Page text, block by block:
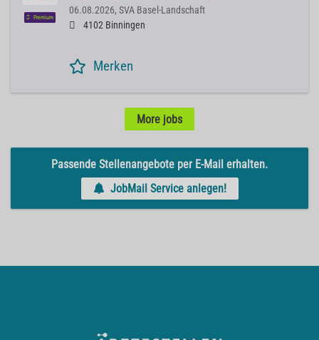
Premium
06.08.2026, SVA Basel-Landschaft
4102 Binningen
Merken
More jobs
Passende Stellenangebote per E-Mail erhalten.
JobMail Service anlegen!